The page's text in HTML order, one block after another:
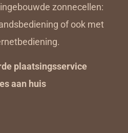
zonnecellen:
of ook met
plaatsingsservice
aan huis